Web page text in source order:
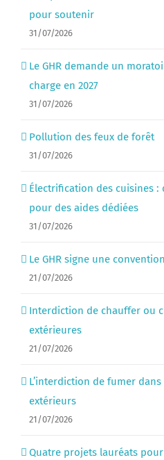
pour soutenir
31/07/2026
Le GHR demande un
charge en 2027
31/07/2026
Pollution des feux de forêt
31/07/2026
Électrification des cuisines
pour des aides dédiées
31/07/2026
Le GHR signe une
21/07/2026
Interdiction de chauffer ou
extérieures
21/07/2026
L’interdiction de fumer
extérieurs
21/07/2026
Quatre projets lauréats